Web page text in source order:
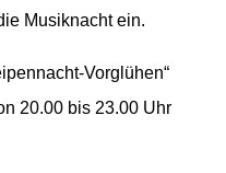
Musiknacht ein.
Vorglühen“
20.00 bis 23.00 Uhr